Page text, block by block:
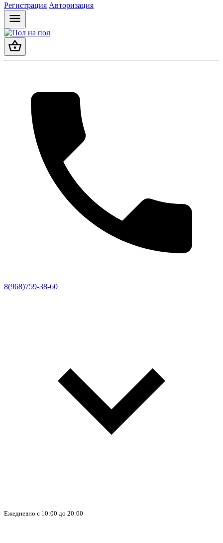
Регистрация Авторизация
8(968)759-38-60
Ежедневно с 10:00 до 20:00